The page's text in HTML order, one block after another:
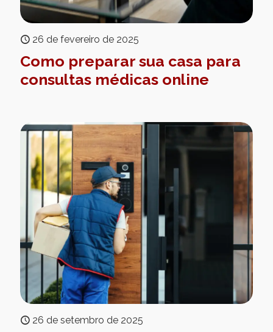
26 de fevereiro de 2025
Como preparar sua casa para
consultas médicas online
26 de setembro de 2025